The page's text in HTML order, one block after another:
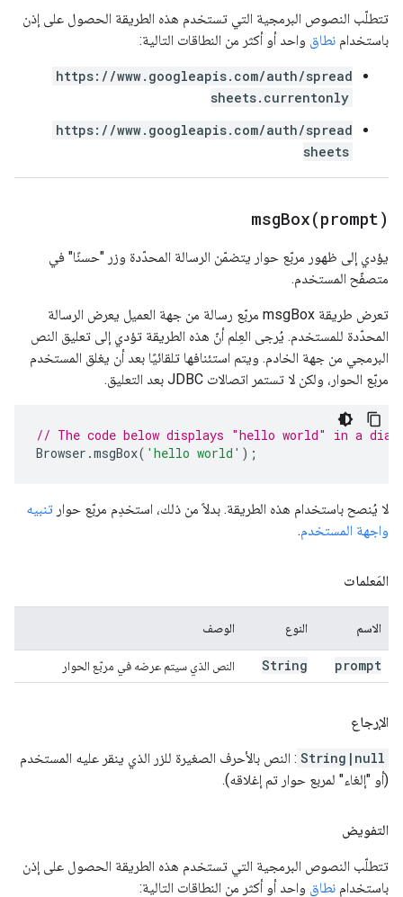
تتطلّب النصوص البرمجية التي تستخدم هذه الطريقة الحصول على إذن
باستخدام نطاق واحد أو أكثر من النطاقات التالية:
https://www.googleapis.com/auth/spread
sheets.currentonly
https://www.googleapis.com/auth/spread
sheets
msgBox(prompt)
يؤدي إلى ظهور مربّع حوار يتضمّن الرسالة المحدّدة وزر "حسنًا" في
متصفّح المستخدم.
تعرض طريقة msgBox مربّع رسالة من جهة العميل يعرض الرسالة
المحدّدة للمستخدم. يُرجى العِلم أنّ هذه الطريقة تؤدي إلى تعليق النص
البرمجي من جهة الخادم. ويتم استئنافها تلقائيًا بعد أن يغلق المستخدم
مربّع الحوار، ولكن لا تستمر اتصالات JDBC بعد التعليق.
// The code below displays "hello world" in a
Browser .msgBox( 'hello world' );
لا يُنصح باستخدام هذه الطريقة. بدلاً من ذلك، استخدِم مربّع حوار تنبيه
واجهة المستخدم.
المَعلمات
الاسم النوع الوصف
prompt
String النص الذي سيتم عرضه في مربّع الحوار
الإرجاع
String|null : النص بالأحرف الصغيرة للزر الذي ينقر عليه المستخدم
(أو "إلغاء" لمربع حوار تم إغلاقه).
التفويض
تتطلّب النصوص البرمجية التي تستخدم هذه الطريقة الحصول على إذن
باستخدام نطاق واحد أو أكثر من النطاقات التالية: